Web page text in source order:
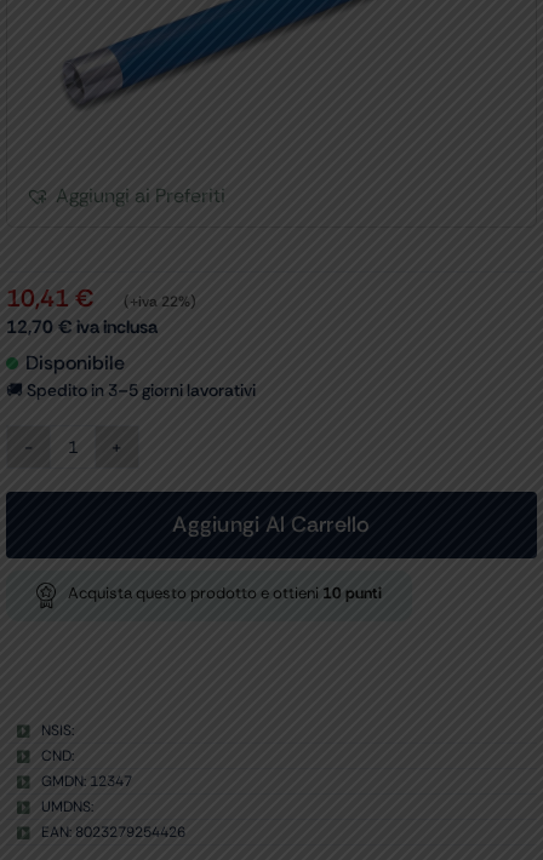
Aggiungi ai Preferiti
10,41 € (+iva 22%)
12,70 € iva inclusa
Disponibile
🚚 Spedito in 3–5 giorni lavorativi
LUCCIOLA
ARGENTA
-
blu
quantità
Aggiungi Al Carrello
Acquista questo prodotto e ottieni 10 punti
NSIS:
CND:
GMDN: 12347
UMDNS:
EAN: 8023279254426